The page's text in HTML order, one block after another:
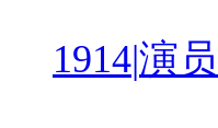
1914|演